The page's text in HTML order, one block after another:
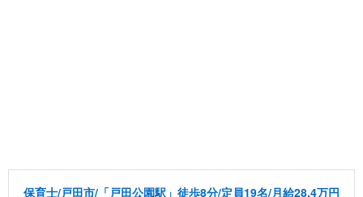
保育士/戸田市/「戸田公園駅」徒歩8分/定員19名/月給28.4万円